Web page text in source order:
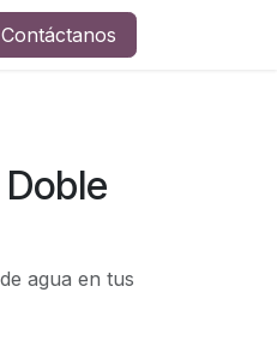
Contáctanos
agua en tus